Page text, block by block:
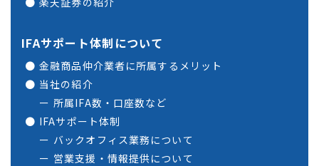
IFAサポート体制について
金融商品仲介業者に所属するメリット
当社の紹介
所属IFA数・口座数など
IFAサポート体制
バックオフィス業務について
営業支援・情報提供について